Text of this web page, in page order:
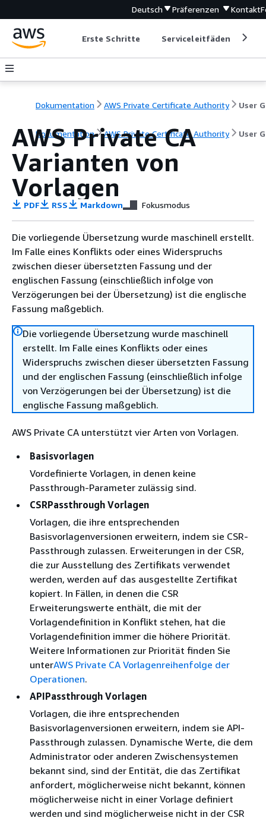
Deutsch Präferenzen Kontakt
Erste Schritte Serviceleitfäden
Dokumentation AWS Private Certificate Authority
Dokumentation AWS Private Certificate Authority User
AWS Private CA
Varianten von
Vorlagen
PDF RSS Markdown Fokusmodus
Die vorliegende Übersetzung wurde maschinell erstellt.
Im Falle eines Konflikts oder eines Widerspruchs
zwischen dieser übersetzten Fassung und der
englischen Fassung (einschließlich infolge von
Verzögerungen bei der Übersetzung) ist die englische
Fassung maßgeblich.
Die vorliegende Übersetzung wurde maschinell
erstellt. Im Falle eines Konflikts oder eines
Widerspruchs zwischen dieser übersetzten Fassung
und der englischen Fassung (einschließlich infolge
von Verzögerungen bei der Übersetzung) ist die
englische Fassung maßgeblich.
AWS Private CA unterstützt vier Arten von Vorlagen.
Basisvorlagen
Vordefinierte Vorlagen, in denen keine
Passthrough-Parameter zulässig sind.
CSRPassthrough Vorlagen
Vorlagen, die ihre entsprechenden
Basisvorlagenversionen erweitern, indem sie CSR-
Passthrough zulassen. Erweiterungen in der CSR,
die zur Ausstellung des Zertifikats verwendet
werden, werden auf das ausgestellte Zertifikat
kopiert. In Fällen, in denen die CSR
Erweiterungswerte enthält, die mit der
Vorlagendefinition in Konflikt stehen, hat die
Vorlagendefinition immer die höhere Priorität.
Weitere Informationen zur Priorität finden Sie
unterAWS Private CA Vorlagenreihenfolge der
Operationen.
APIPassthrough Vorlagen
Vorlagen, die ihre entsprechenden
Basisvorlagenversionen erweitern, indem sie API-
Passthrough zulassen. Dynamische Werte, die dem
Administrator oder anderen Zwischensystemen
bekannt sind, sind der Entität, die das Zertifikat
anfordert, möglicherweise nicht bekannt, können
möglicherweise nicht in einer Vorlage definiert
werden und sind möglicherweise nicht in der CSR